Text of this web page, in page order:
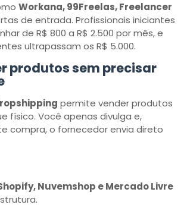
Workana, 99Freelas, Freelancer
de entrada. Profissionais iniciantes
de R$ 800 a R$ 2.500 por mês, e
ultrapassam os R$ 5.000.
produtos sem precisar
permite vender produtos
físico. Você apenas divulga e,
compra, o fornecedor envia direto
Nuvemshop e Mercado Livre